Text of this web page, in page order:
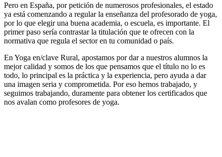
Pero en España, por petición de numerosos profesionales, el estado
ya está comenzando a regular la enseñanza del profesorado de yoga,
por lo que elegir una buena academia, o escuela, es importante. El
primer paso sería contrastar la titulación que te ofrecen con la
normativa que regula el sector en tu comunidad o país.
En Yoga en/clave Rural, apostamos por dar a nuestros alumnos la
mejor calidad y somos de los que pensamos que el título no lo es
todo, lo principal es la práctica y la experiencia, pero ayuda a dar
una imagen seria y comprometida. Por eso hemos trabajado, y
seguimos trabajando, duramente para obtener los certificados que
nos avalan como profesores de yoga.